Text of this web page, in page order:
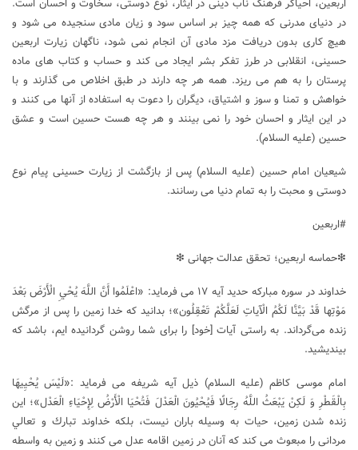
اربعین، احیاگر فرهنگ ناب دینی در ایثار، نوع دوستی، سخاوت و احسان است.
در دنیای مدرنی که همه چیز بر اساس سود و زیان مادی سنجیده می شود و
هیچ کاری بدون دریافت مزد مادی آن انجام نمی شود، ناگهان زیارت اربعین
حسینی، انقلابی در طرز تفکر بشر ایجاد می کند و حساب و کتاب های ماده
پرستان را به هم می ریزد. همه هر چه دارند در طبق اخلاص می گذارند و با
خواهش و تمنا و سوز و اشتیاق، دیگران را دعوت به استفاده از آنها می کنند و
در این ایثار و احسان خود را نمی بینند و هر چه هست حسین است و عشق
حسین (علیه السلام).
شیعیان امام حسین (علیه السلام) پس از بازگشت از زیارت حسینی پیام نوع
‌دوستی و محبت را به تمام دنیا می ‌رسانند.
#اربعین
❇حماسه اربعین؛ تحقق عدالت جهانی ❇
خداوند در سوره مبارکه حدید آیه ۱۷ می فرماید: «اعْلَمُوا أَنَّ اللَّهَ يُحْيِ الْأَرْضَ بَعْدَ
مَوْتِها قَدْ بَيَّنَّا لَكُمُ الْآياتِ لَعَلَّكُمْ تَعْقِلُون‏‏»؛ بدانيد كه خدا زمين را پس از مرگش
زنده مى‌گرداند. به راستى آيات [خود] را براى شما روشن گردانيده‌ ايم، باشد كه
بينديشيد.
امام موسی کاظم (علیه السلام) ذیل آیه شریفه می فرماید :«لَيْسَ يُحْيِيهَا
بِالْقَطْرِ وَ لَكِنْ يَبْعَثُ اللَّهُ رِجَالًا فَيُحْيُونَ الْعَدْلَ فَتُحْيَا الْأَرْضُ لِإِحْيَاءِ الْعَدْل‏»؛ اين
زنده شدن زمين، حیات به وسيله باران نيست، بلکه خداوند تبارك و تعالي
مردانی را مبعوث می كند كه آنان در زمين اقامه عدل می كنند و زمين به واسطه